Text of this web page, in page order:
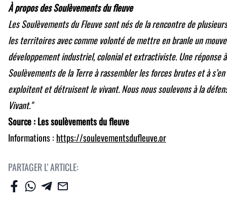
PARTAGER L' ARTICLE:
À propos des Soulèvements du fleuve
Les Soulèvements du Fleuve sont nés de la rencontre de
les territoires avec comme volonté de mettre en branle un
développement industriel, colonial et extractiviste. Une réponse
Soulèvements de la Terre à rassembler les forces brutes et à
exploitent et détruisent le vivant. Nous nous soulevons à la
Vivant."
Source : Les soulèvements du fleuve
Informations : https://soulevementsdufleuve.or